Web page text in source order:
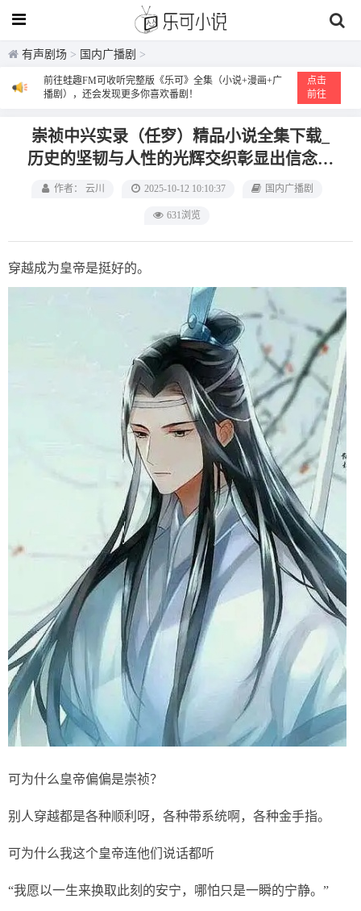
有声剧场 > 国内广播剧 >
前往蛙趣FM可收听完整版《乐可》全集（小说+漫画+广
播剧），还会发现更多你喜欢番剧！
点击
前往
崇祯中兴实录（任穸）精品小说全集下载_
历史的坚韧与人性的光辉交织彰显出信念的
力量
作者： 云川 2025-10-12 10:10:37 国内广播剧
631浏览
穿越成为皇帝是挺好的。
可为什么皇帝偏偏是崇祯？
别人穿越都是各种顺利呀，各种带系统啊，各种金手指。
可为什么我这个皇帝连他们说话都听
“我愿以一生来换取此刻的安宁，哪怕只是一瞬的宁静。”